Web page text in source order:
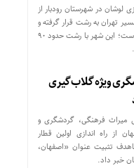
در شهرستان رودبار از
تهران به رشت قرار گرفته و
روزگاری محل عبور بازرگان ها و کاروان ها بوده است؛ این شهر با رشت حدود ۹۰
ویژه گلاب‌گیری
میراث فرهنگی، گردشگری و
از راه اندازی اولین قطار
تثبیت عنوان «اصفهان،
خبر داد.